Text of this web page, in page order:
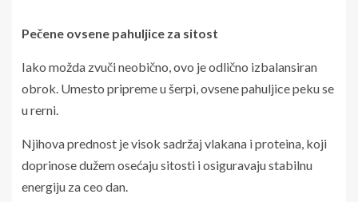
Pečene ovsene pahuljice za sitost
Iako možda zvuči neobično, ovo je odlično izbalansiran
obrok. Umesto pripreme u šerpi, ovsene pahuljice peku se
u rerni.
Njihova prednost je visok sadržaj vlakana i proteina, koji
doprinose dužem osećaju sitosti i osiguravaju stabilnu
energiju za ceo dan.